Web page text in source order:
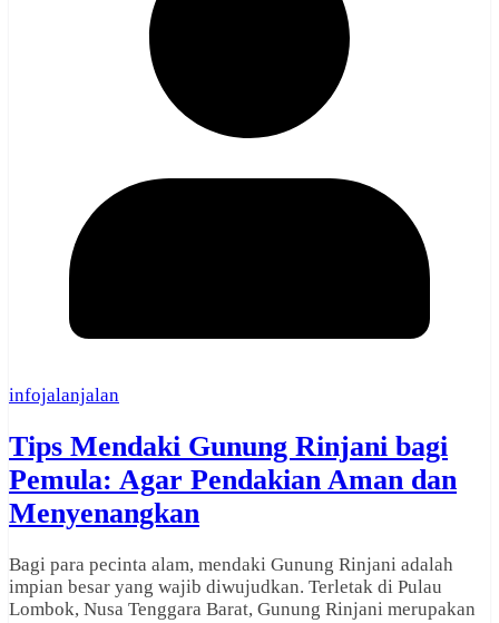
infojalanjalan
Tips Mendaki Gunung Rinjani bagi
Pemula: Agar Pendakian Aman dan
Menyenangkan
Bagi para pecinta alam, mendaki Gunung Rinjani adalah
impian besar yang wajib diwujudkan. Terletak di Pulau
Lombok, Nusa Tenggara Barat, Gunung Rinjani merupakan